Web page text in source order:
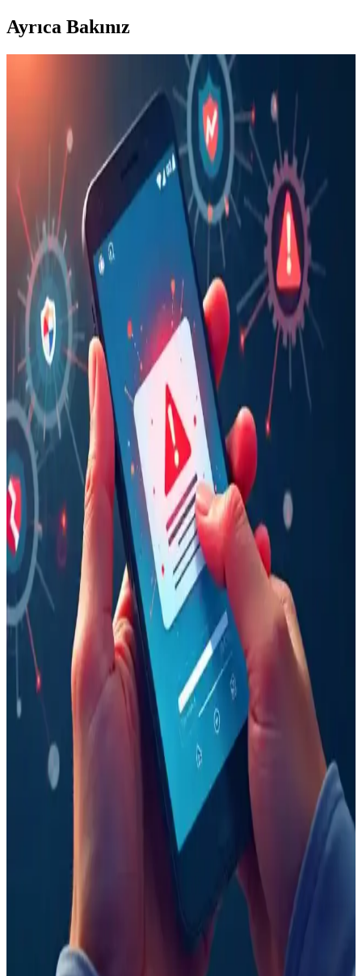
Ayrıca Bakınız
Ally 9.0 Akıllı Tahta, Tablet ve Telefon Stylus
Kalem: Yüksek Hassasiyetli ve Ergonomik Tasarım
Ally 9.0 stylus kalem, yüksek hassasiyet, uyumluluk ve ergonomik
tasarımıyla akıllı tahta, tablet ve telefonlarda pratik kullanım sağlar,
yoğun çalışma ve eğitim ortamlarına uygun bir seçenektir.
16 Gün Kar Altında Kalan iPhone'un Dayanıklılığı
ve Soğukta Elektronik Performansı
Saskatchewan'da 16 gün kar altında kalan iPhone, karın izolasyon
etkisi sayesinde çalışmaya devam etti. Soğuk hava batarya
performansını yavaşlatırken, kar cihazı korudu ve uzun süre konum
güncellemesi sağladı.
Apple'ın Reddettiği iPhone Fold Flip Tasarımı ve
Katlanabilir Telefonların Geleceği Üzerine İnceleme
Apple'ın iPhone Fold flip tasarımını gereksiz bulup iptal etmesi,
katlanabilir telefonların kullanıcı deneyimi ve teknik zorlukları
üzerine önemli tartışmaları gündeme getiriyor.
Google Pixel 10a Teknik İncelemesi ve E-Atık
Tartışmalarının Analizi
Google Pixel 10a, teknik iyileştirmeleri ve uzun yazılım desteğiyle
eski cihaz sahiplerine avantaj sağlarken, e-atık tartışmaları cihazın
çevresel etkileri üzerine önemli sorular doğuruyor.
128GB Depolama Kapasiteli Telefonların Kullanıcı
İhtiyaçlarına Uygunluğu ve Eleştiriler
128GB depolama alanına sahip telefonların yetersiz bulunmasının
nedenleri; kullanıcı alışkanlıkları, sistem verileri büyüklüğü, medya
depolama ve maliyet dengesi gibi faktörler ışığında ele alınıyor.
Samsung Galaxy Z TriFold Üretimi Durduruldu:
Yüksek Maliyet ve Sınırlı Talep Etkisi
Samsung, yenilikçi Galaxy Z TriFold modelinin yüksek üretim
maliyetleri ve sınırlı satış performansı nedeniyle üretimini durdurdu.
Şirket, kaynaklarını daha uygun maliyetli katlanabilir modellere
iPhone'da Kazara Aramaları Önlemek İçin Unified
Görünüm ve Tap Recents Ayarının Kullanımı
iPhone'da kazara aramaları önlemek için Unified görünüm
etkinleştirilmeli ve Tap Recents to Call ayarı kapatılmalıdır. Bu
yöntem, Recents listesindeki yanlış aramaları engeller ancak
Telefonlarda Reklam Virüsü Tehlikesi ve Korunma
Yöntemleri Hakkında Bilgilendirici Rehber
Reklam virüsü, telefon performansını düşürüp gizliliği tehlikeye atan
ciddi bir tehdit. Güvenilir uygulama kullanımı ve antivirüs ile
korunma yöntemleri hakkında detaylar içerir.